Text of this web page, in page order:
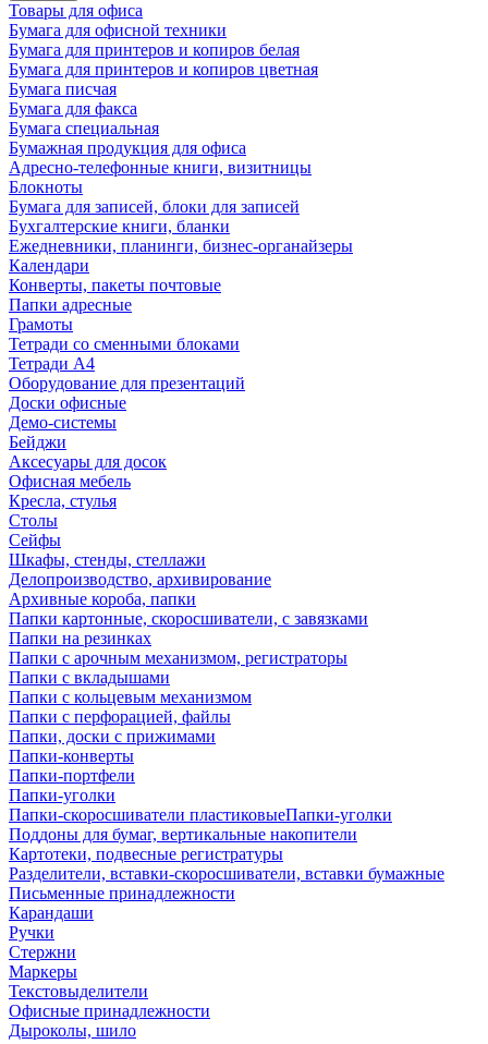
Товары для офиса
Бумага для офисной техники
Бумага для принтеров и копиров белая
Бумага для принтеров и копиров цветная
Бумага писчая
Бумага для факса
Бумага специальная
Бумажная продукция для офиса
Адресно-телефонные книги, визитницы
Блокноты
Бумага для записей, блоки для записей
Бухгалтерские книги, бланки
Ежедневники, планинги, бизнес-органайзеры
Календари
Конверты, пакеты почтовые
Папки адресные
Грамоты
Тетради со сменными блоками
Тетради А4
Оборудование для презентаций
Доски офисные
Демо-системы
Бейджи
Аксесуары для досок
Офисная мебель
Кресла, стулья
Столы
Сейфы
Шкафы, стенды, стеллажи
Делопроизводство, архивирование
Архивные короба, папки
Папки картонные, скоросшиватели, с завязками
Папки на резинках
Папки с арочным механизмом, регистраторы
Папки с вкладышами
Папки с кольцевым механизмом
Папки с перфорацией, файлы
Папки, доски с прижимами
Папки-конверты
Папки-портфели
Папки-уголки
Папки-скоросшиватели пластиковыеПапки-уголки
Поддоны для бумаг, вертикальные накопители
Картотеки, подвесные регистратуры
Разделители, вставки-скоросшиватели, вставки бумажные
Письменные принадлежности
Карандаши
Ручки
Стержни
Маркеры
Текстовыделители
Офисные принадлежности
Дыроколы, шило